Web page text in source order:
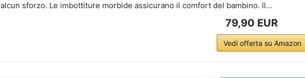
alcun sforzo. Le imbottiture morbide assicurano il comfort del bambino. Il...
79,90 EUR
Vedi offerta su Amazon